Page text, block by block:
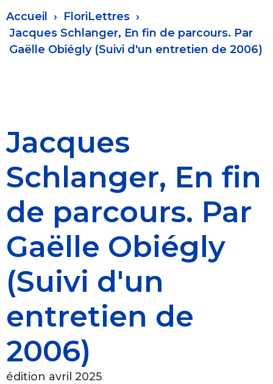
Fil
d'Ariane
Accueil
FloriLettres
Jacques Schlanger, En fin de parcours. Par
Gaëlle Obiégly (Suivi d'un entretien de 2006)
Jacques
Schlanger, En fin
de parcours. Par
Gaëlle Obiégly
(Suivi d'un
entretien de
2006)
édition avril 2025